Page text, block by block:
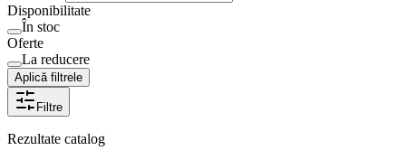
Disponibilitate
În stoc
Oferte
La reducere
Aplică filtrele
Filtre
Rezultate catalog